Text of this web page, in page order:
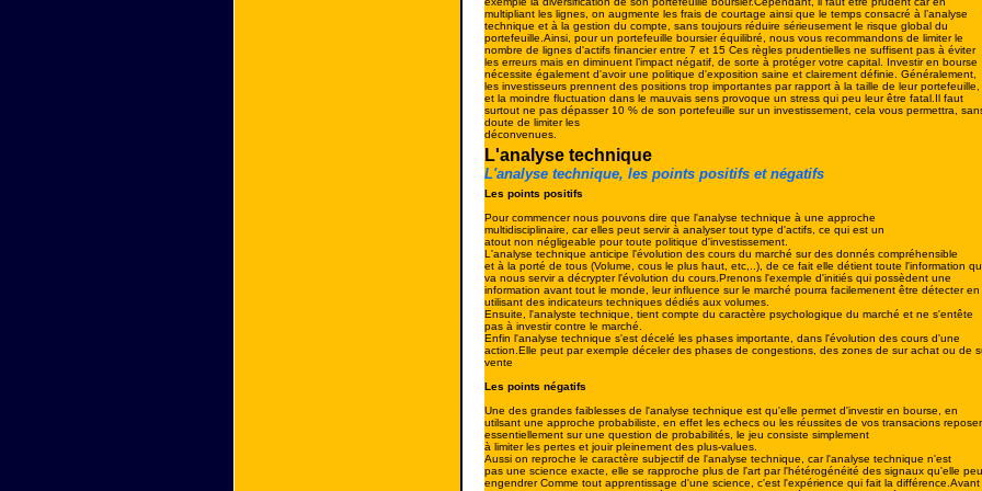
multipliant les lignes, on augmente les frais de courtage ainsi que le temps consacré à l’analyse
technique et à la gestion du compte, sans toujours réduire sérieusement le risque global du
portefeuille.Ainsi, pour un portefeuille boursier équilibré, nous vous recommandons de limiter le
nombre de lignes d'actifs financier entre 7 et 15 Ces règles prudentielles ne suffisent pas à éviter
les erreurs mais en diminuent l’impact négatif, de sorte à protéger votre capital. Investir en bourse
nécessite également d'avoir une politique d'exposition saine et clairement définie. Généralement,
les investisseurs prennent des positions trop importantes par rapport à la taille de leur portefeuille,
et la moindre fluctuation dans le mauvais sens provoque un stress qui peu leur être fatal.Il faut
surtout ne pas dépasser 10 % de son portefeuille sur un investissement, cela vous permettra,
doute de limiter les
déconvenues.
L'analyse technique
L'analyse technique, les points positifs et négatifs
Les points positifs
Pour commencer nous pouvons dire que l'analyse technique à une approche
multidisciplinaire, car elles peut servir à analyser tout type d'actifs, ce qui est un
atout non négligeable pour toute politique d'investissement.
L'analyse technique anticipe l'évolution des cours du marché sur des donnés compréhensible
et à la porté de tous (Volume, cous le plus haut, etc,..), de ce fait elle détient toute l'information
va nous servir a décrypter l'évolution du cours.Prenons l'exemple d'initiés qui possèdent une
information avant tout le monde, leur influence sur le marché pourra facilemenent être détecter en
utilisant des indicateurs techniques dédiés aux volumes.
Ensuite, l'analyste technique, tient compte du caractère psychologique du marché et ne s'entête
pas à investir contre le marché.
Enfin l'analyse technique s'est décelé les phases importante, dans l'évolution des cours d'une
action.Elle peut par exemple déceler des phases de congestions, des zones de sur achat ou de
vente
Les points négatifs
Une des grandes faiblesses de l'analyse technique est qu'elle permet d'investir en bourse, en
utilsant une approche probabiliste, en effet les echecs ou les réussites de vos transacions
essentiellement sur une question de probabilités, le jeu consiste simplement
à limiter les pertes et jouir pleinement des plus-values.
Aussi on reproche le caractère subjectif de l'analyse technique, car l'analyse technique n'est
pas une science exacte, elle se rapproche plus de l'art par l'hétérogénéité des signaux qu'elle
engendrer Comme tout apprentissage d'une science, c'est l'expérience qui fait la différence.Avant